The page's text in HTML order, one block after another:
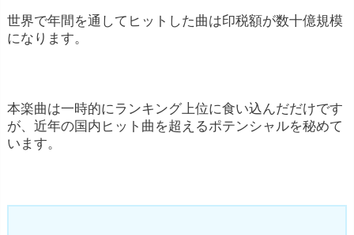
世界で年間を通してヒットした曲は印税額が数十億規模
になります。
本楽曲は一時的にランキング上位に食い込んだだけです
が、近年の国内ヒット曲を超えるポテンシャルを秘めて
います。